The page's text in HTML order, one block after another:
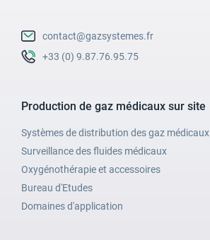
contact@gazsystemes.fr
+33 (0) 9.87.76.95.75
Production de gaz médicaux sur site
Systèmes de distribution des gaz médicaux
Surveillance des fluides médicaux
Oxygénothérapie et accessoires
Bureau d'Etudes
Domaines d'application